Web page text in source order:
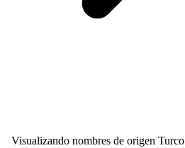
Visualizando nombres de origen Turco